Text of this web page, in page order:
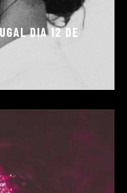
DIA 12 DE